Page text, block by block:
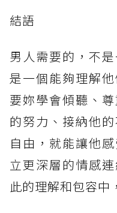
結語
男人需要的，不
是一個能夠理解
要妳學會傾聽、
的努力、接納他
自由，就能讓他
立更深層的情感
此的理解和包容中